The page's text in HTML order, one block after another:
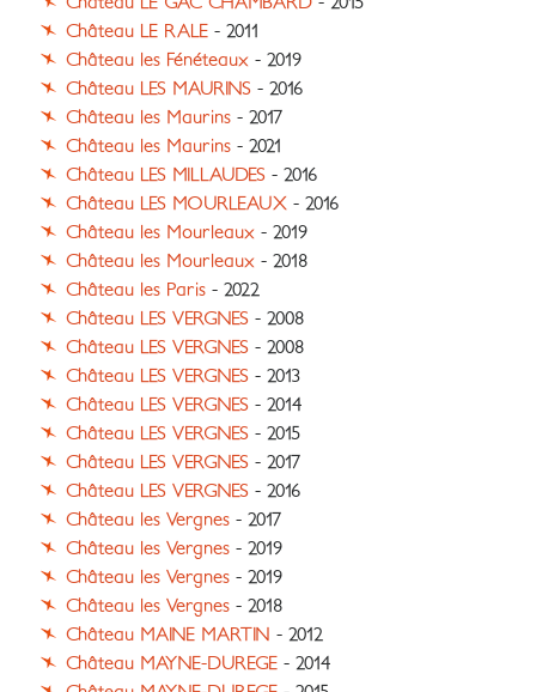
Château LE RALE - 2011
Château les Fénéteaux - 2019
Château LES MAURINS - 2016
Château les Maurins - 2017
Château les Maurins - 2021
Château LES MILLAUDES - 2016
Château LES MOURLEAUX - 2016
Château les Mourleaux - 2019
Château les Mourleaux - 2018
Château les Paris - 2022
Château LES VERGNES - 2008
Château LES VERGNES - 2008
Château LES VERGNES - 2013
Château LES VERGNES - 2014
Château LES VERGNES - 2015
Château LES VERGNES - 2017
Château LES VERGNES - 2016
Château les Vergnes - 2017
Château les Vergnes - 2019
Château les Vergnes - 2019
Château les Vergnes - 2018
Château MAINE MARTIN - 2012
Château MAYNE-DUREGE - 2014